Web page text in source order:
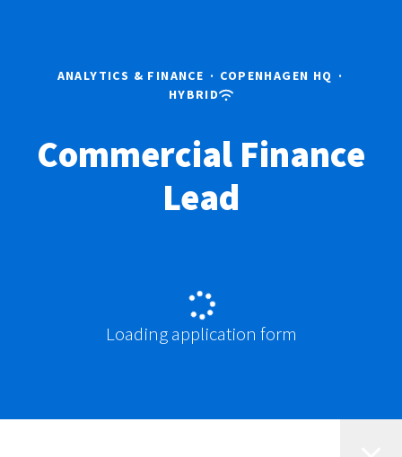
ANALYTICS & FINANCE · COPENHAGEN HQ ·
HYBRID
Commercial Finance
Lead
Loading application form